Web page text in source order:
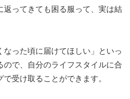
返ってきても困る服って、実は結
なった頃に届けてほしい」といっ
ので、自分のライフスタイルに合
受け取ることができます。